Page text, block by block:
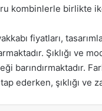
kombinlerle birlikte
fiyatları,
Şıklığı ve
barındırmaktadır.
ederken, şıklığı